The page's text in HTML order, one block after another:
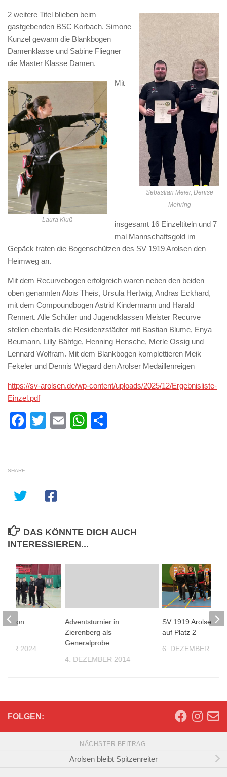
Sebastian Meier, Denise
Mehring
2 weitere Titel blieben beim
gastgebenden BSC Korbach. Simone
Kunzel gewann die Blankbogen
Damenklasse und Sabine Fliegner
die Master Klasse Damen.
Laura Kluß
Mit
insgesamt 16 Einzeltiteln und 7
mal Mannschaftsgold im
Gepäck traten die Bogenschützen des SV 1919 Arolsen den
Heimweg an.
Mit dem Recurvebogen erfolgreich waren neben den beiden
oben genannten Alois Theis, Ursula Hertwig, Andras Eckhard,
mit dem Compoundbogen Astrid Kindermann und Harald
Rennert. Alle Schüler und Jugendklassen Meister Recurve
stellen ebenfalls die Residenzstädter mit Bastian Blume, Enya
Beumann, Lilly Bähtge, Henning Hensche, Merle Ossig und
Lennard Wolfram. Mit dem Blankbogen komplettieren Meik
Fekeler und Dennis Wiegard den Arolser Medaillenreigen
https://sv-arolsen.de/wp-content/uploads/2025/12/Ergebnisliste-
Einzel.pdf
Facebook
Twitter
EmailWhatsApp
SHARE
DAS KÖNNTE DICH AUCH
INTERESSIEREN...
Adventsturnier in
Zierenberg als
Generalprobe
4. DEZEMBER 2014
SV 1919 Arolsen
auf Platz 2
6. DEZEMBER
Saison
2024
FOLGEN:
NÄCHSTER BEITRAG
Arolsen bleibt Spitzenreiter